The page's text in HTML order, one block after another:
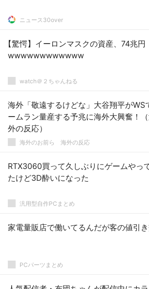
ニュース30over
【驚愕】イーロンマスクの資産、74兆円
wwwwwwwwwwww
watch＠２ちゃんねる
海外「敬遠するけどな」大谷翔平がWS
ームラン量産する予兆に海外大興奮！
外の反応）
海外のお前ら 海外の反応
RTX3060買って久しぶりにゲームやっ
たけど3D酔いになった
汎用型自作PCまとめ
家電量販店で働いてるんだが客の値引
PCパーツまとめ